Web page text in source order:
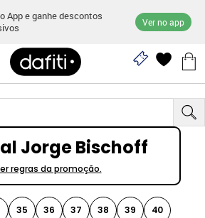
App e ganhe descontos
Ver no app
Jorge Bischoff
regras da promoção.
35 36 37 38 39 40